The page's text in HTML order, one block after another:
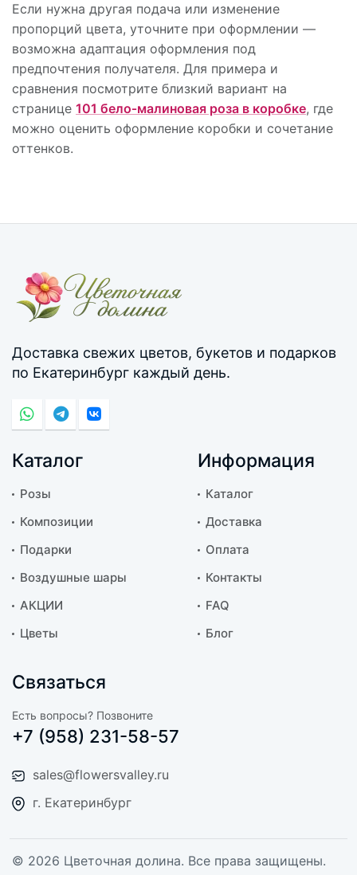
Если нужна другая подача или изменение
пропорций цвета, уточните при оформлении —
возможна адаптация оформления под
предпочтения получателя. Для примера и
сравнения посмотрите близкий вариант на
странице 101 бело‑малиновая роза в коробке, где
можно оценить оформление коробки и сочетание
оттенков.
Доставка свежих цветов, букетов и подарков
по Екатеринбург каждый день.
Каталог
Розы
Композиции
Подарки
Воздушные шары
АКЦИИ
Цветы
Информация
Каталог
Доставка
Оплата
Контакты
FAQ
Блог
Связаться
Есть вопросы? Позвоните
+7 (958) 231-58-57
sales@flowersvalley.ru
г. Екатеринбург
© 2026 Цветочная долина. Все права защищены.